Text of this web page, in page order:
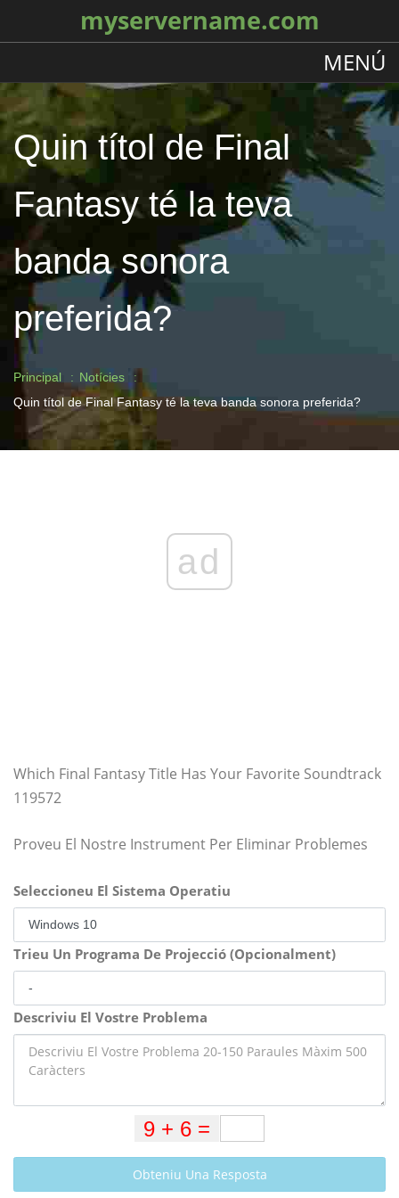
myservername.com
MENÚ
Quin títol de Final
Fantasy té la teva
banda sonora
preferida?
Principal
Notícies
Quin títol de Final Fantasy té la teva banda sonora preferida?
ad
Which Final Fantasy Title Has Your Favorite Soundtrack
119572
Proveu El Nostre Instrument Per Eliminar Problemes
Seleccioneu El Sistema Operatiu
Trieu Un Programa De Projecció (Opcionalment)
Descriviu El Vostre Problema
Obteniu Una Resposta